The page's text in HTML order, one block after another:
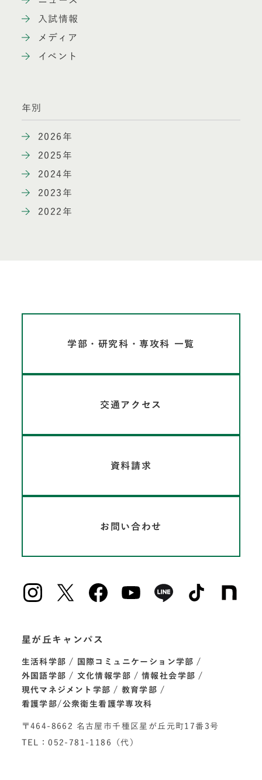
入試情報
メディア
イベント
年別
2026年
2025年
2024年
2023年
2022年
学部・研究科・専攻科 一覧
交通アクセス
資料請求
お問い合わせ
星が丘キャンパス
生活科学部
国際コミュニケーション学部
外国語学部
文化情報学部
情報社会学部
現代マネジメント学部
教育学部
看護学部/公衆衛生看護学専攻科
〒464-8662 名古屋市千種区星が丘元町17番3号
TEL：052-781-1186（代）